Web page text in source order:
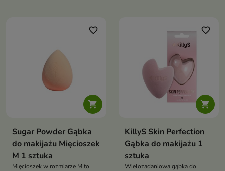
mokro, jak i na sucho, docierając
do każdego zakamarka twarzy —
precyzyjnie, delikatnie i bez

favorite_border
Sugar Powder Gąbka
do makijażu Mięcioszek
M 1 sztuka
Mięcioszek w rozmiarze M to

favorite_border
KillyS Skin Perfection
Gąbka do makijażu 1
sztuka
Wielozadaniowa gąbka do